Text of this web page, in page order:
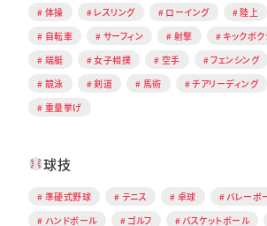
体操
レスリング ローイング 陸上
自転車
サーフィン 射撃 キックボ
端艇
女子相撲 空手 フェンシング
競泳
剣道 馬術 チアリーディング
重量挙げ
球技
準硬式野球 テニス 卓球
バレーボ
ハンドボール
ゴルフ バスケットボール